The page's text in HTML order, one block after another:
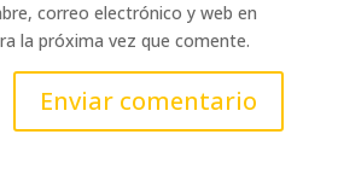
correo electrónico y web en
la próxima vez que comente.